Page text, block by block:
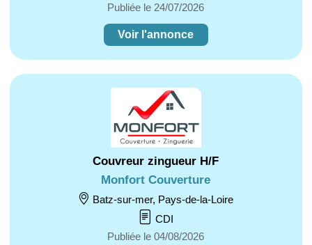
Publiée le 24/07/2026
Voir l'annonce
Couvreur zingueur H/F
Monfort Couverture
Batz-sur-mer, Pays-de-la-Loire
CDI
Publiée le 04/08/2026